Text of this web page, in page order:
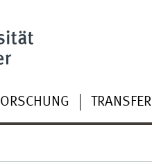
TRANSFER